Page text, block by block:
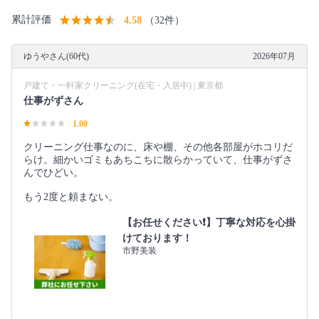
累計評価 4.58 （32件）
ゆうやさん(60代) 2026年07月
戸建て・一軒家クリーニング(在宅・入居中) | 東京都
仕事がずさん
1.00
クリーニング仕事なのに、床や棚、その他各部屋がホコリだ
らけ。細かいゴミもあちこちに散らかっていて、仕事がずさ
んでひどい。
もう2度と頼まない。
【お任せください❗️】丁寧な対応を心掛
けております！
市野美装